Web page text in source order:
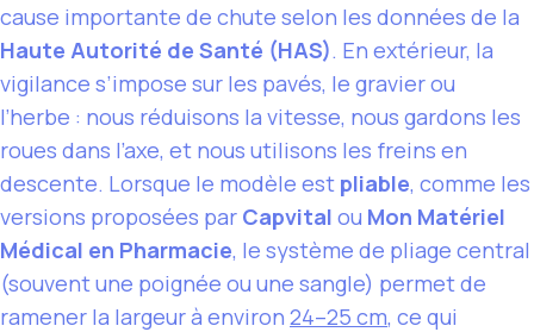
cause importante de chute selon les données de la
Haute Autorité de Santé (HAS). En extérieur, la
vigilance s’impose sur les pavés, le gravier ou
l’herbe : nous réduisons la vitesse, nous gardons les
roues dans l’axe, et nous utilisons les freins en
descente. Lorsque le modèle est pliable, comme les
versions proposées par Capvital ou Mon Matériel
Médical en Pharmacie, le système de pliage central
(souvent une poignée ou une sangle) permet de
ramener la largeur à environ 24–25 cm, ce qui